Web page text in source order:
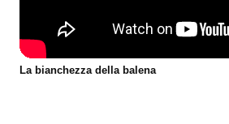
La bianchezza della balena